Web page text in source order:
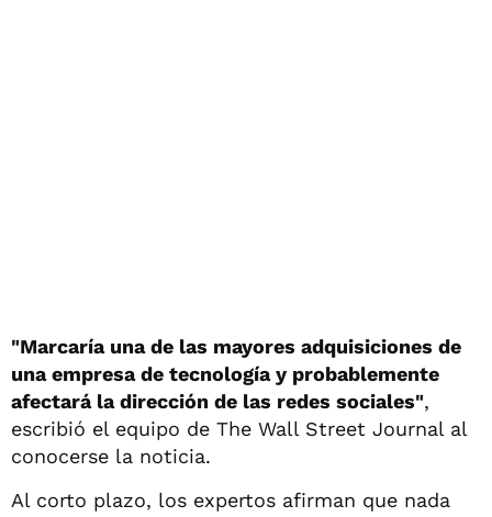
"Marcaría una de las mayores adquisiciones de
una empresa de tecnología y probablemente
afectará la dirección de las redes sociales",
escribió el equipo de The Wall Street Journal al
conocerse la noticia.
Al corto plazo, los expertos afirman que nada